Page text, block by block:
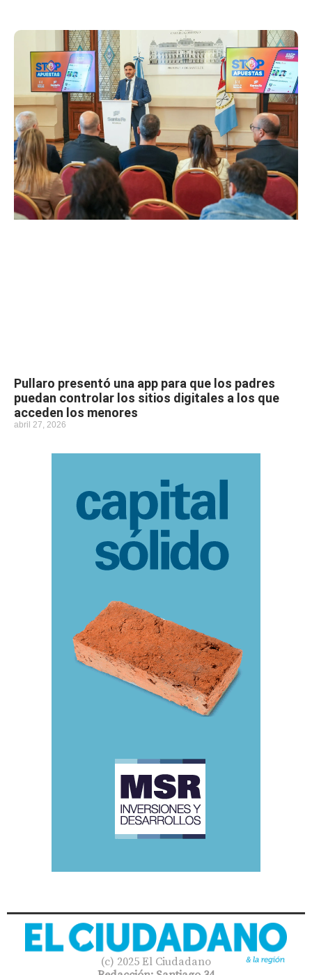
Pullaro presentó una app para que los padres
puedan controlar los sitios digitales a los que
acceden los menores
abril 27, 2026
(c) 2025 El Ciudadano